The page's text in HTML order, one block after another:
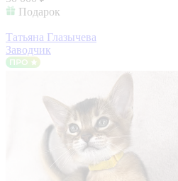
Подарок
Татьяна Глазычева
Заводчик